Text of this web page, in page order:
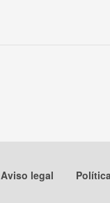
Aviso legal